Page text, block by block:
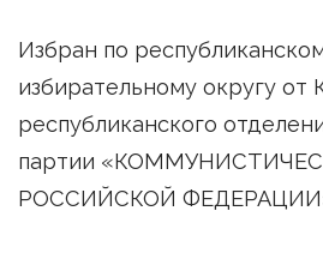
Избран по
избирательному округу от
республиканского
партии
РОССИЙСКОЙ